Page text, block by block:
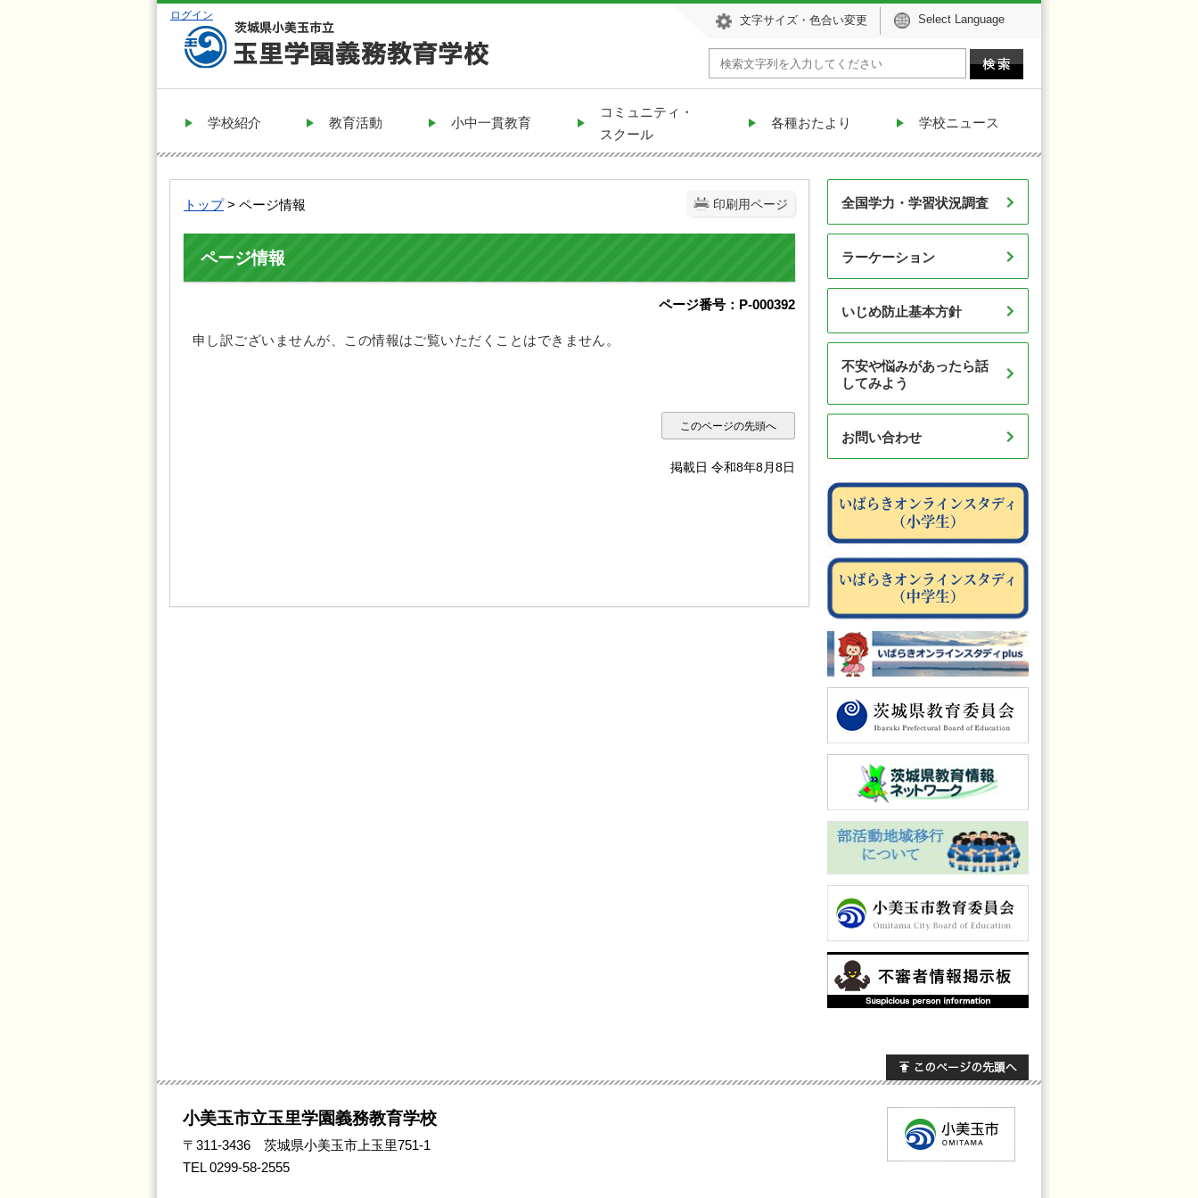
文字サイズ・色合い変更 Select Language
ログイン
学校紹介 教育活動 小中一貫教育
コミュニティ・
スクール
各種おたより 学校ニュース
印刷用ページ
トップ> ページ情報
ページ情報
ページ番号：P-000392
申し訳ございませんが、この情報はご覧いただくことはできません。
このページの先頭へ
掲載日 令和8年8月8日
全国学力・学習状況調査
ラーケーション
いじめ防止基本方針
不安や悩みがあったら話
してみよう
お問い合わせ
小美玉市立玉里学園義務教育学校
〒311-3436 茨城県小美玉市上玉里751-1
TEL0299-58-2555